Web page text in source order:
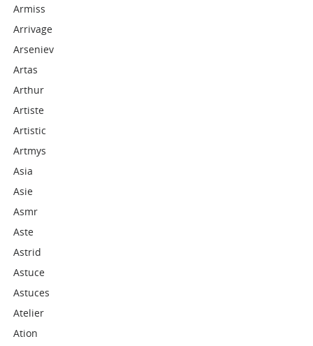
Armiss
Arrivage
Arseniev
Artas
Arthur
Artiste
Artistic
Artmys
Asia
Asie
Asmr
Aste
Astrid
Astuce
Astuces
Atelier
Ation